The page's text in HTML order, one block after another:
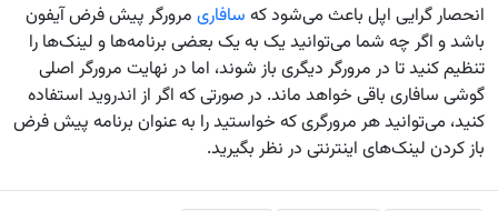
انحصار گرایی اپل باعث می‌شود که سافاری مرورگر پیش فرض آیفون
باشد و اگر چه شما می‌توانید یک به یک بعضی برنامه‌ها و لینک‌ها را
تنظیم کنید تا در مرورگر دیگری باز شوند، اما در نهایت مرورگر اصلی
گوشی سافاری باقی خواهد ماند. در صورتی که اگر از اندروید استفاده
کنید، می‌توانید هر مرورگری که خواستید را به عنوان برنامه پیش فرض
باز کردن لینک‌های اینترنتی در نظر بگیرید.